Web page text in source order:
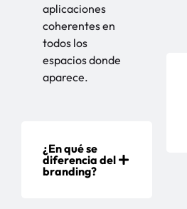
aplicaciones
coherentes en
todos los
espacios donde
aparece.
¿En qué se
diferencia del
branding?